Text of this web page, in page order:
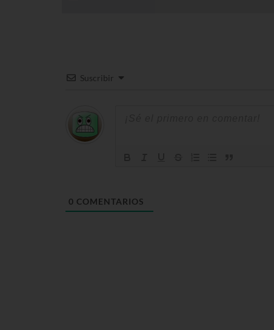
Suscribir
0 COMENTARIOS